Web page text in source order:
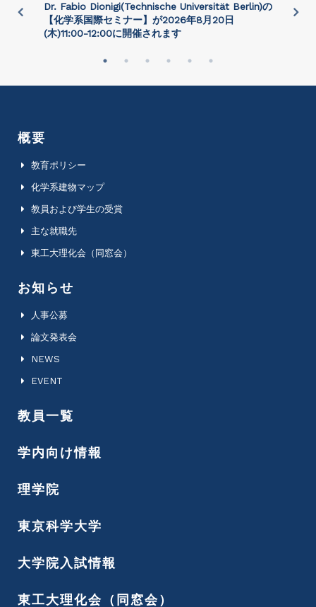
Dr. Fabio Dionigi(Technische Universität Berlin)の
【化学系国際セミナー】が2026年8⽉20⽇
(⽊)11:00-12:00に開催されます
概要
教育ポリシー
化学系建物マップ
教員および学生の受賞
主な就職先
東工大理化会（同窓会）
お知らせ
人事公募
論文発表会
NEWS
EVENT
教員一覧
学内向け情報
理学院
東京科学大学
大学院入試情報
東工大理化会（同窓会）